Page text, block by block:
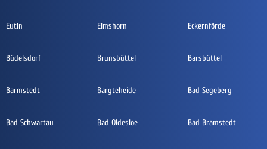
Eutin Elmshorn Eckernförde
Büdelsdorf Brunsbüttel Barsbüttel
Barmstedt Bargteheide Bad Segeberg
Bad Schwartau Bad Oldesloe Bad Bramstedt